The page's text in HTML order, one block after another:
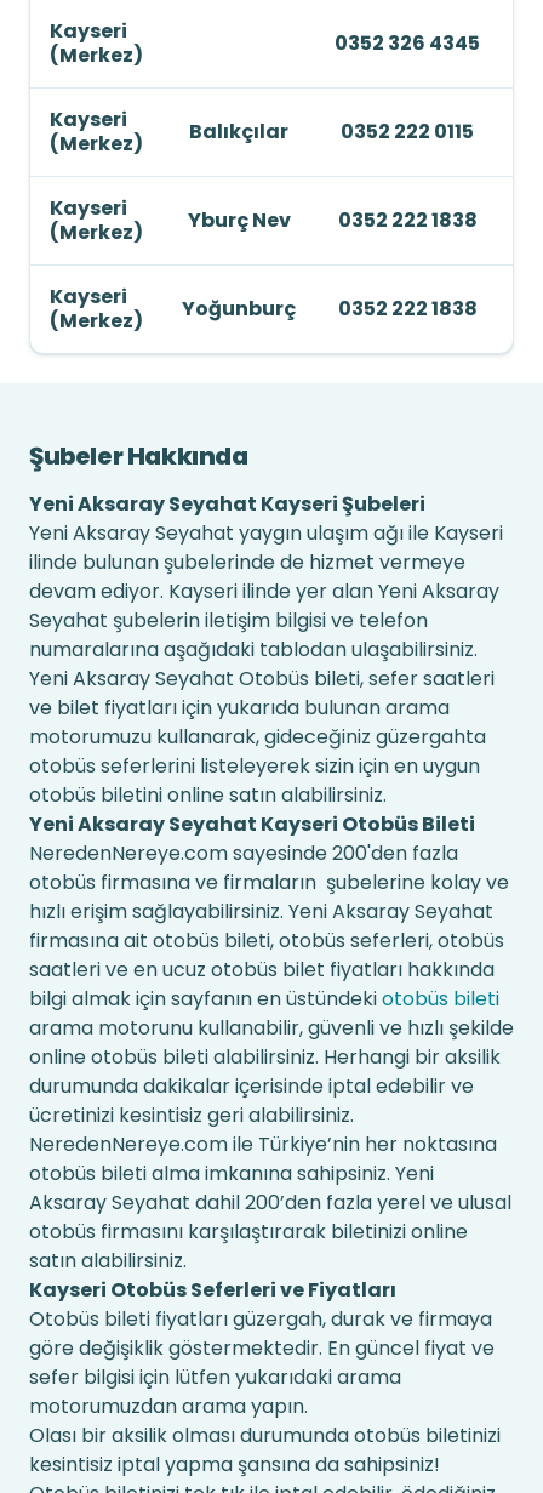
Kayseri
(Merkez)
0352 326 4345
Kayseri
(Merkez)
Balıkçılar 0352 222 0115
Kayseri
(Merkez)
Yburç Nev 0352 222 1838
Kayseri
(Merkez)
Yoğunburç 0352 222 1838
Şubeler Hakkında
Yeni Aksaray Seyahat Kayseri Şubeleri
Yeni Aksaray Seyahat yaygın ulaşım ağı ile Kayseri
ilinde bulunan şubelerinde de hizmet vermeye
devam ediyor. Kayseri ilinde yer alan Yeni Aksaray
Seyahat şubelerin iletişim bilgisi ve telefon
numaralarına aşağıdaki tablodan ulaşabilirsiniz.
Yeni Aksaray Seyahat Otobüs bileti, sefer saatleri
ve bilet fiyatları için yukarıda bulunan arama
motorumuzu kullanarak, gideceğiniz güzergahta
otobüs seferlerini listeleyerek sizin için en uygun
otobüs biletini online satın alabilirsiniz.
Yeni Aksaray Seyahat Kayseri Otobüs Bileti
NeredenNereye.com sayesinde 200'den fazla
otobüs firmasına ve firmaların şubelerine kolay ve
hızlı erişim sağlayabilirsiniz. Yeni Aksaray Seyahat
firmasına ait otobüs bileti, otobüs seferleri, otobüs
saatleri ve en ucuz otobüs bilet fiyatları hakkında
bilgi almak için sayfanın en üstündekiotobüs bileti
arama motorunu kullanabilir, güvenli ve hızlı şekilde
online otobüs bileti alabilirsiniz. Herhangi bir aksilik
durumunda dakikalar içerisinde iptal edebilir ve
ücretinizi kesintisiz geri alabilirsiniz.
NeredenNereye.com ile Türkiye’nin her noktasına
otobüs bileti alma imkanına sahipsiniz. Yeni
Aksaray Seyahat dahil 200’den fazla yerel ve ulusal
otobüs firmasını karşılaştırarak biletinizi online
satın alabilirsiniz.
Kayseri Otobüs Seferleri ve Fiyatları
Otobüs bileti fiyatları güzergah, durak ve firmaya
göre değişiklik göstermektedir. En güncel fiyat ve
sefer bilgisi için lütfen yukarıdaki arama
motorumuzdan arama yapın.
Olası bir aksilik olması durumunda otobüs biletinizi
kesintisiz iptal yapma şansına da sahipsiniz!